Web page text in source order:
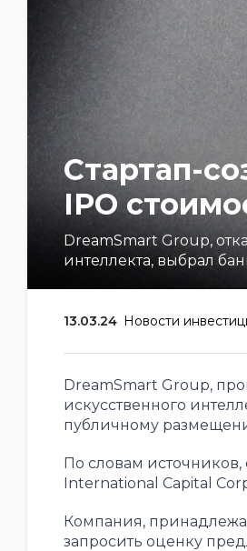
Стартап-
IPO
DreamSmart Group,
интеллекта, выбрал
13.03.24 Новости
DreamSmart Group,
искусственного
публичному
По словам источников,
International Capital
Компания,
запросить оценку